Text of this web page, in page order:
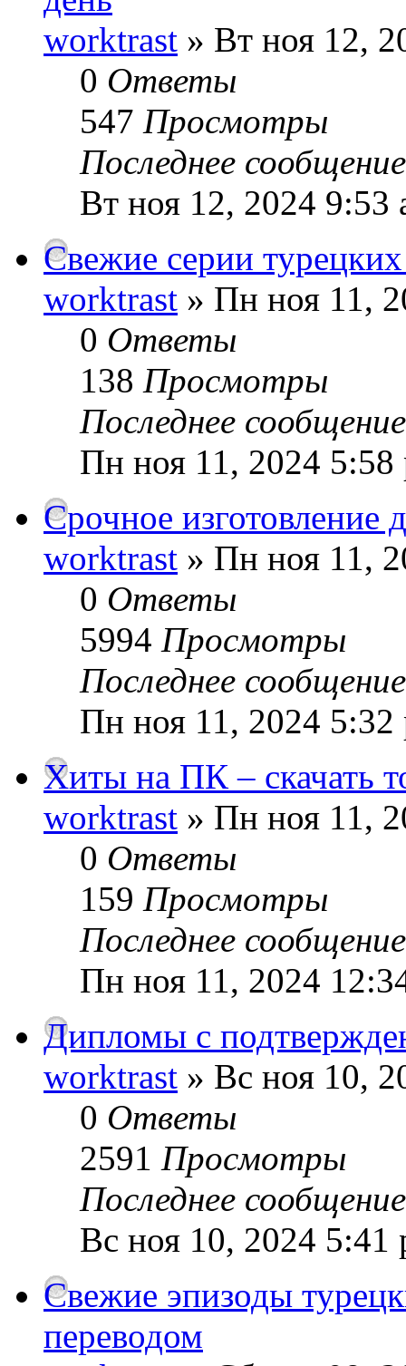
worktrast » Вт ноя 12,
0 Ответы
547 Просмотры
Последнее
Вт ноя 12, 2024 9:53
Свежие серии
worktrast » Пн ноя 11,
0 Ответы
138 Просмотры
Последнее
Пн ноя 11, 2024 5:58
Срочное изготовление
worktrast » Пн ноя 11,
0 Ответы
5994 Просмотры
Последнее
Пн ноя 11, 2024 5:32
Хиты на ПК – скачать
worktrast » Пн ноя 11,
0 Ответы
159 Просмотры
Последнее
Пн ноя 11, 2024
Дипломы с
worktrast » Вс ноя 10,
0 Ответы
2591 Просмотры
Последнее
Вс ноя 10, 2024 5:41
Свежие эпизоды
переводом